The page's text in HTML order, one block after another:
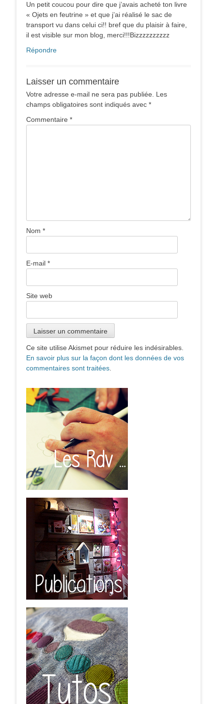
Un petit coucou pour dire que j’avais acheté ton livre
« Ojets en feutrine » et que j’ai réalisé le sac de
transport vu dans celui ci!! bref que du plaisir à faire,
il est visible sur mon blog, merci!!!Bizzzzzzzzzz
Répondre
Laisser un commentaire
Votre adresse e-mail ne sera pas publiée.
Les
champs obligatoires sont indiqués avec *
Commentaire *
Nom *
E-mail *
Site web
Ce site utilise Akismet pour réduire les indésirables.
En savoir plus sur la façon dont les données de vos
commentaires sont traitées